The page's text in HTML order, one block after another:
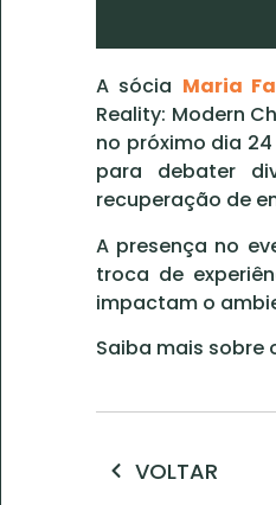
A sócia Maria
Reality: Modern
no próximo dia
para debater
recuperação de
A presença no
troca de
impactam o
Saiba mais sobre
VOLTAR